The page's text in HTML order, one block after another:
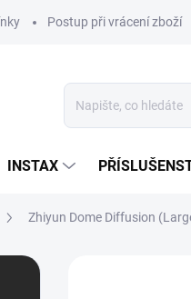
Postup při vrácení zboží
INSTAX
Zhiyun Dome Diffusion